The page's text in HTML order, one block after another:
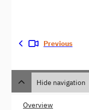
Previous
Hide navigation
Overview